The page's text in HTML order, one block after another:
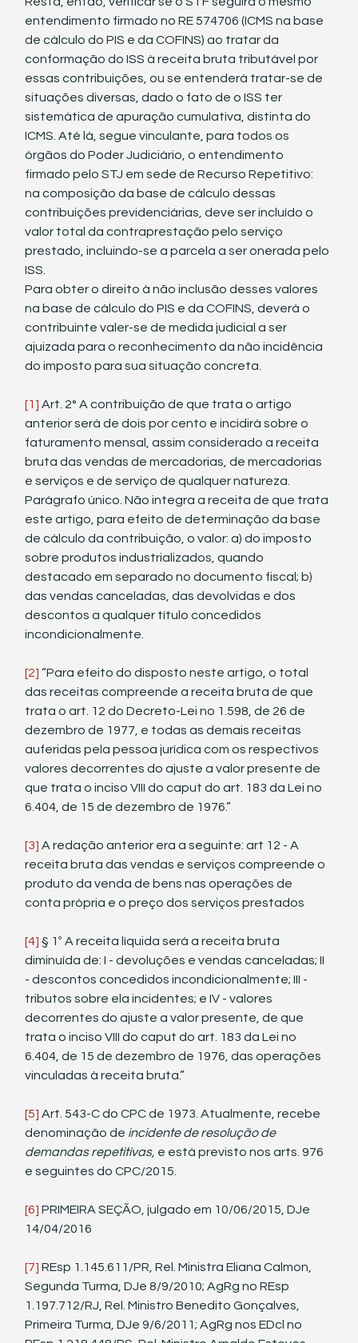
entendimento firmado no RE 574706 (ICMS na base
de cálculo do PIS e da COFINS) ao tratar da
conformação do ISS à receita bruta tributável por
essas contribuições, ou se entenderá tratar-se de
situações diversas, dado o fato de o ISS ter
sistemática de apuração cumulativa, distinta do
ICMS. Até lá, segue vinculante, para todos os
órgãos do Poder Judiciário, o entendimento
firmado pelo STJ em sede de Recurso Repetitivo:
na composição da base de cálculo dessas
contribuições previdenciárias, deve ser incluído o
valor total da contraprestação pelo serviço
prestado, incluindo-se a parcela a ser onerada pelo
ISS.
Para obter o direito à não inclusão desses valores
na base de cálculo do PIS e da COFINS, deverá o
contribuinte valer-se de medida judicial a ser
ajuizada para o reconhecimento da não incidência
do imposto para sua situação concreta.
[1] Art. 2° A contribuição de que trata o artigo
anterior será de dois por cento e incidirá sobre o
faturamento mensal, assim considerado a receita
bruta das vendas de mercadorias, de mercadorias
e serviços e de serviço de qualquer natureza.
Parágrafo único. Não integra a receita de que trata
este artigo, para efeito de determinação da base
de cálculo da contribuição, o valor: a) do imposto
sobre produtos industrializados, quando
destacado em separado no documento fiscal; b)
das vendas canceladas, das devolvidas e dos
descontos a qualquer título concedidos
incondicionalmente.
[2] “Para efeito do disposto neste artigo, o total
das receitas compreende a receita bruta de que
trata o art. 12 do Decreto-Lei no 1.598, de 26 de
dezembro de 1977, e todas as demais receitas
auferidas pela pessoa jurídica com os respectivos
valores decorrentes do ajuste a valor presente de
que trata o inciso VIII do caput do art. 183 da Lei no
6.404, de 15 de dezembro de 1976.”
[3] A redação anterior era a seguinte: art 12 - A
receita bruta das vendas e serviços compreende o
produto da venda de bens nas operações de
conta própria e o preço dos serviços prestados
[4] § 1º A receita líquida será a receita bruta
diminuída de: I - devoluções e vendas canceladas; II
- descontos concedidos incondicionalmente; III -
tributos sobre ela incidentes; e IV - valores
decorrentes do ajuste a valor presente, de que
trata o inciso VIII do caput do art. 183 da Lei no
6.404, de 15 de dezembro de 1976, das operações
vinculadas à receita bruta.”
[5] Art. 543-C do CPC de 1973. Atualmente, recebe
denominação de incidente de resolução de
demandas repetitivas, e está previsto nos arts. 976
e seguintes do CPC/2015.
[6] PRIMEIRA SEÇÃO, julgado em 10/06/2015, DJe
14/04/2016
[7] REsp 1.145.611/PR, Rel. Ministra Eliana Calmon,
Segunda Turma, DJe 8/9/2010; AgRg no REsp
1.197.712/RJ, Rel. Ministro Benedito Gonçalves,
Primeira Turma, DJe 9/6/2011; AgRg nos EDcl no